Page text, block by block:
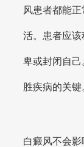
风患者都能
活。患者应
卑或封闭自
胜疾病的关键
白癜风不会